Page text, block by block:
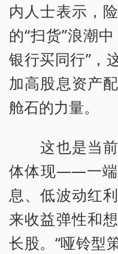
内人士表示，
的“扫货”浪潮
银行买同行”，
加高股息资产
舱石的力量。
这也是当前
体体现——一端
息、低波动红
来收益弹性和
长股。“哑铃型